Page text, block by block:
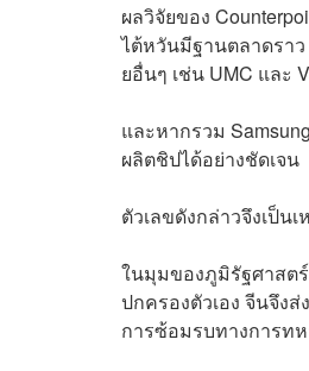
ผลวิจัยของ
ไต้หวันมีฐานตลาดรา
ยอื่นๆ เช่น UMC และ
และหากรวม
ผลิตชิปได้อย่างชัดเจน
ตัวเลขดังกล่าวจึงเป็
ในมุมของภูมิรัฐศาสต
ปกครองตัวเอง จีนจึง
การซ้อมรบทางการท